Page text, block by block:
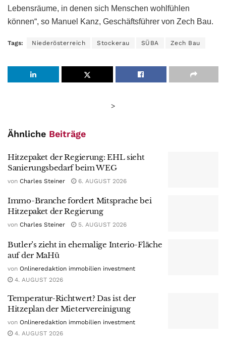
Lebensräume, in denen sich Menschen wohlfühlen
können“, so Manuel Kanz, Geschäftsführer von Zech Bau.
Tags: Niederösterreich Stockerau SÜBA Zech Bau
>
Ähnliche Beiträge
Hitzepaket der Regierung: EHL sieht
Sanierungsbedarf beim WEG
von Charles Steiner 6. AUGUST 2026
Immo-Branche fordert Mitsprache bei
Hitzepaket der Regierung
von Charles Steiner 5. AUGUST 2026
Butler’s zieht in ehemalige Interio-Fläche
auf der MaHü
von Onlineredaktion immobilien investment
4. AUGUST 2026
Temperatur-Richtwert? Das ist der
Hitzeplan der Mietervereinigung
von Onlineredaktion immobilien investment
4. AUGUST 2026